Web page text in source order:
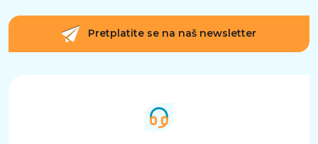
Pretplatite se na naš newsletter